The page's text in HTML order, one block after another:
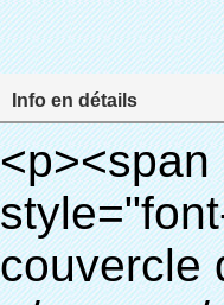
Info en détails
<p><span style="font-size: 18px;"><strong><span style="font-family: Arial;">Nom du produit: chaussures couvercle du distributeur automatique</span></strong></span></p><p><span style="font-size: 18px;"><strong><span style="font-family: Arial;">Modèle no.: xt-46a</span></strong></span></p><p><strong><span style="font-family: Arial; font-size: 12pt;">&nbsp;</span></strong></p><p style="border: 0px; font-family: Arial, Helvetica; line-height: 18px; vertical-align: baseline; word-wrap: break-word; color: #333333;"><span style="margin: 0px; padding: 0px; border: 0px; font-family: Arial; font-size: medium; font-style: inherit; font-weight: bold; line-height: 24px; vertical-align: baseline; color: #000000; background-color: #33cccc;">Principe de fonctionnement:</span></p><p style="border: 0px; font-family: Arial, Helvetica; line-height: 18px; vertical-align: baseline; word-wrap: break-word; color: #333333;"><span style="margin: 0px; padding: 0px; border: 0px; font-size: inherit; font-style: inherit; font-weight: inherit; line-height: 18px; vertical-align: baseline; color: #000000;"><span style="margin: 0px; padding: 0px; border: 0px; font-family: Arial; font-size: 10pt; font-style: inherit; font-weight: inherit; line-height: 20px; vertical-align: baseline;">ce chaussures couvercle du distributeur automatique</span><span style="margin: 0px; padding: 0px; border: 0px; font-family: Arial; font-size: 10pt; font-style: inherit; font-weight: inherit; line-height: 20px; vertical-align: baseline;">Utilise le principe que le film thermo rétractable thermorétractable. à la bonne température.</span></span></p><p style="border: 0px; font-family: Arial, Helvetica; line-height: 18px; vertical-align: baseline; word-wrap: break-word; color: #333333;"><span style="margin: 0px; padding: 0px; border: 0px; font-size: inherit; font-style: inherit; font-weight: inherit; line-height: 18px; vertical-align: baseline; color: #000000;"><span style="margin: 0px; padding: 0px; border: 0px; font-